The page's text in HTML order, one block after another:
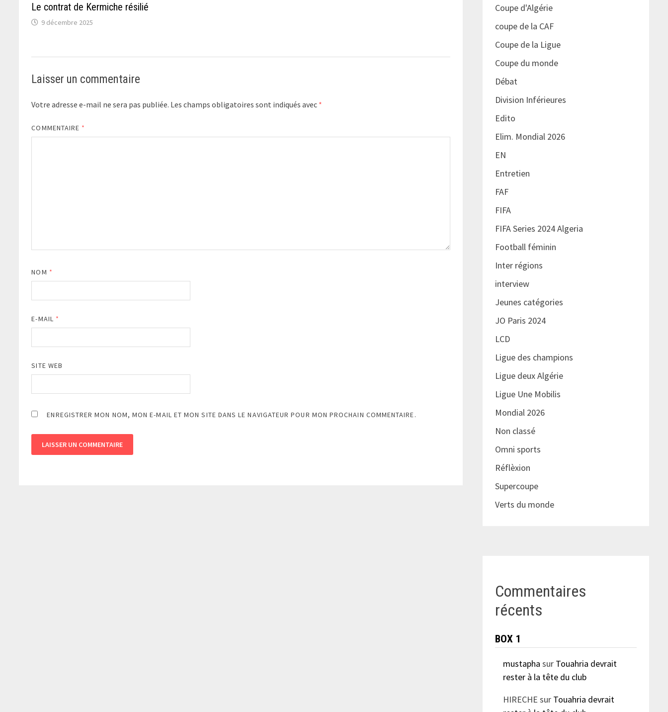
Le contrat de Kermiche résilié
9 décembre 2025
Laisser un commentaire
Votre adresse e-mail ne sera pas publiée. Les champs obligatoires sont indiqués avec *
COMMENTAIRE *
NOM *
E-MAIL *
SITE WEB
ENREGISTRER MON NOM, MON E-MAIL ET MON SITE DANS LE NAVIGATEUR POUR MON PROCHAIN COMMENTAIRE.
Coupe d'Algérie
coupe de la CAF
Coupe de la Ligue
Coupe du monde
Débat
Division Inférieures
Edito
Elim. Mondial 2026
EN
Entretien
FAF
FIFA
FIFA Series 2024 Algeria
Football féminin
Inter régions
interview
Jeunes catégories
JO Paris 2024
LCD
Ligue des champions
Ligue deux Algérie
Ligue Une Mobilis
Mondial 2026
Non classé
Omni sports
Réflèxion
Supercoupe
Verts du monde
Commentaires
récents
BOX 1
mustapha sur Touahria devrait
rester à la tête du club
HIRECHE sur Touahria devrait